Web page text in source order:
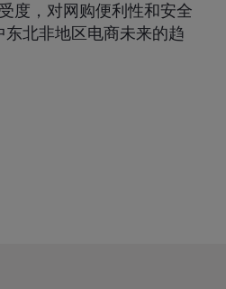
度，对网购便利性和安全
北非地区电商未来的趋